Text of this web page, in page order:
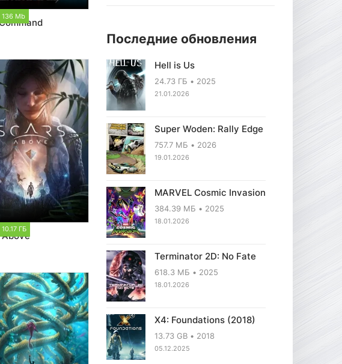
136 Mb
10.17 ГБ
Последние обновления
Hell is Us
24.73 ГБ 2025
21.01.2026
Super Woden: Rally Edge
757.7 МБ 2026
19.01.2026
MARVEL Cosmic Invasion
384.39 МБ 2025
18.01.2026
Terminator 2D: No Fate
618.3 МБ 2025
18.01.2026
X4: Foundations (2018)
13.73 GB 2018
05.12.2025